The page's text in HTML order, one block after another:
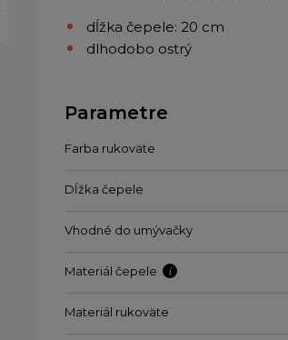
dĺžka čepele: 20 cm
dlhodobo ostrý
Parametre
Farba rukoväte
Dĺžka čepele
Vhodné do umývačky
Materiál čepele
Materiál rukoväte